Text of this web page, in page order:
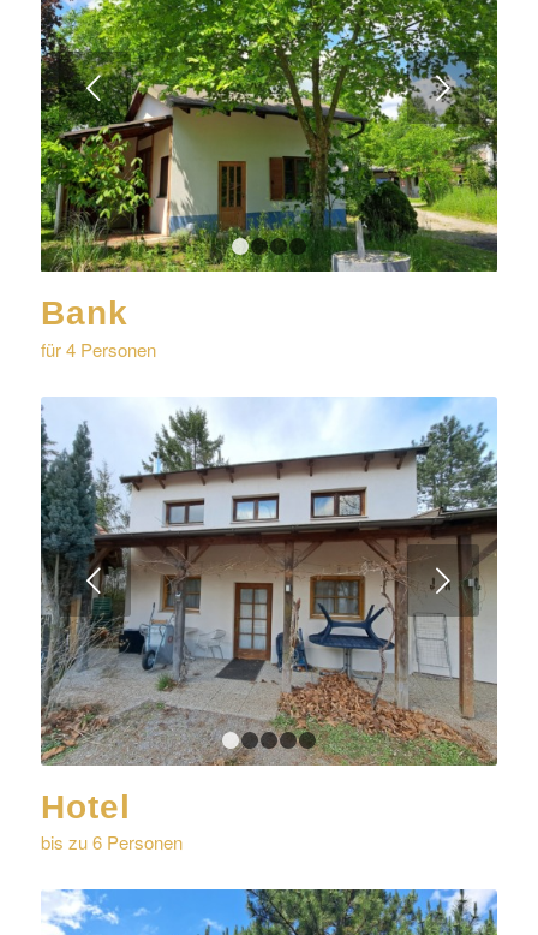
Weiter
1 2 3 4
Bank
für 4 Personen
Weiter
1 2 3 4 5
Hotel
bis zu 6 Personen